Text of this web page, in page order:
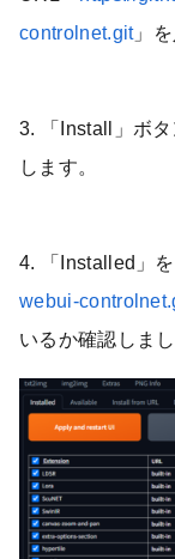
controlnet.git」を
3. 「Install」ボ
します。
4. 「Installed」を
webui-
いるか確認しまし